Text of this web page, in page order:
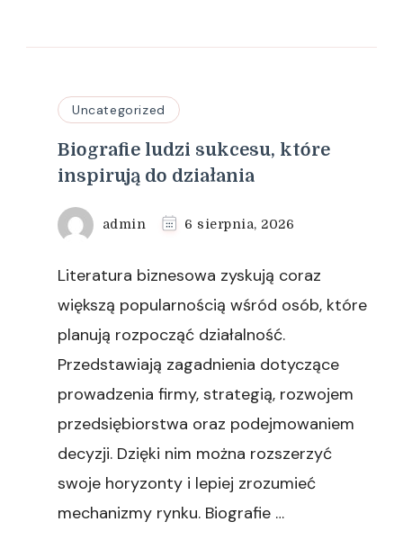
Uncategorized
Biografie ludzi sukcesu, które
inspirują do działania
admin 6 sierpnia, 2026
Literatura biznesowa zyskują coraz
większą popularnością wśród osób, które
planują rozpocząć działalność.
Przedstawiają zagadnienia dotyczące
prowadzenia firmy, strategią, rozwojem
przedsiębiorstwa oraz podejmowaniem
decyzji. Dzięki nim można rozszerzyć
swoje horyzonty i lepiej zrozumieć
mechanizmy rynku. Biografie …